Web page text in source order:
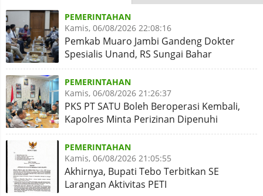
PEMERINTAHAN
Kamis, 06/08/2026 22:08:16
Pemkab Muaro Jambi Gandeng Dokter
Spesialis Unand, RS Sungai Bahar
Disiapkan Naik Kelas
PEMERINTAHAN
Kamis, 06/08/2026 21:26:37
PKS PT SATU Boleh Beroperasi Kembali,
Kapolres Minta Perizinan Dipenuhi
PEMERINTAHAN
Kamis, 06/08/2026 21:05:55
Akhirnya, Bupati Tebo Terbitkan SE
Larangan Aktivitas PETI